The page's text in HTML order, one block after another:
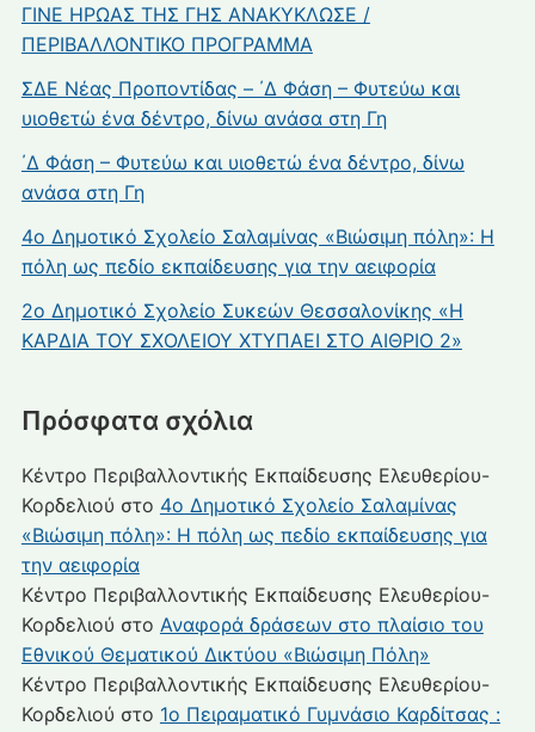
ΓΙΝΕ ΗΡΩΑΣ ΤΗΣ ΓΗΣ ΑΝΑΚΥΚΛΩΣΕ /
ΠΕΡΙΒΑΛΛΟΝΤΙΚΟ ΠΡΟΓΡΑΜΜΑ
ΣΔΕ Νέας Προποντίδας – ΄Δ Φάση – Φυτεύω και
υιοθετώ ένα δέντρο, δίνω ανάσα στη Γη
΄Δ Φάση – Φυτεύω και υιοθετώ ένα δέντρο, δίνω
ανάσα στη Γη
4ο Δημοτικό Σχολείο Σαλαμίνας «Βιώσιμη πόλη»: Η
πόλη ως πεδίο εκπαίδευσης για την αειφορία
2ο Δημοτικό Σχολείο Συκεών Θεσσαλονίκης «Η
ΚΑΡΔΙΑ ΤΟΥ ΣΧΟΛΕΙΟΥ ΧΤΥΠΑΕΙ ΣΤΟ ΑΙΘΡΙΟ 2»
Πρόσφατα σχόλια
Κέντρο Περιβαλλοντικής Εκπαίδευσης Ελευθερίου-
Κορδελιού στο 4ο Δημοτικό Σχολείο Σαλαμίνας
«Βιώσιμη πόλη»: Η πόλη ως πεδίο εκπαίδευσης για
την αειφορία
Κέντρο Περιβαλλοντικής Εκπαίδευσης Ελευθερίου-
Κορδελιού στο Αναφορά δράσεων στο πλαίσιο του
Εθνικού Θεματικού Δικτύου «Βιώσιμη Πόλη»
Κέντρο Περιβαλλοντικής Εκπαίδευσης Ελευθερίου-
Κορδελιού στο 1ο Πειραματικό Γυμνάσιο Καρδίτσας :